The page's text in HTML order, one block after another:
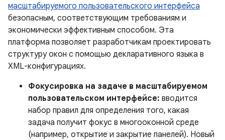
масштабируемого пользовательского интерфейса
безопасным, соответствующим требованиям и
экономически эффективным способом. Эта
платформа позволяет разработчикам проектировать
структуру окон с помощью декларативного языка в
XML-конфигурациях.
Фокусировка на задаче в масштабируемом
пользовательском интерфейсе: вводится
набор правил для определения того, какая
задача получит фокус в многооконной среде
(например, открытие и закрытие панелей). Новый